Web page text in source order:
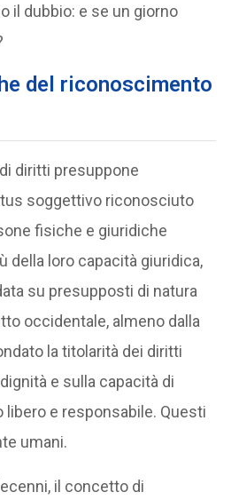
il dubbio: e se un giorno
del riconoscimento
diritti presuppone
soggettivo riconosciuto
fisiche e giuridiche
della loro capacità giuridica,
su presupposti di natura
occidentale, almeno dalla
la titolarità dei diritti
e sulla capacità di
libero e responsabile. Questi
umani.
il concetto di